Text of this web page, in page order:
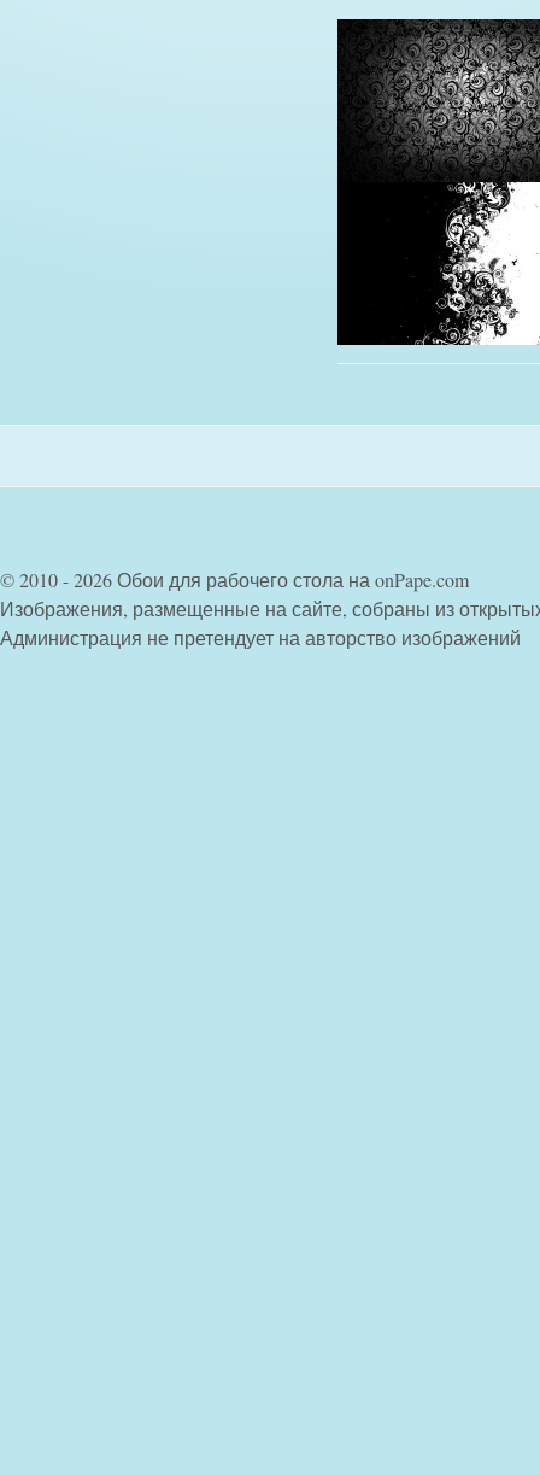
© 2010 - 2026 Обои для рабочего стола на onPape.com
Изображения, размещенные на сайте, собраны из
Администрация не претендует на авторство изображений